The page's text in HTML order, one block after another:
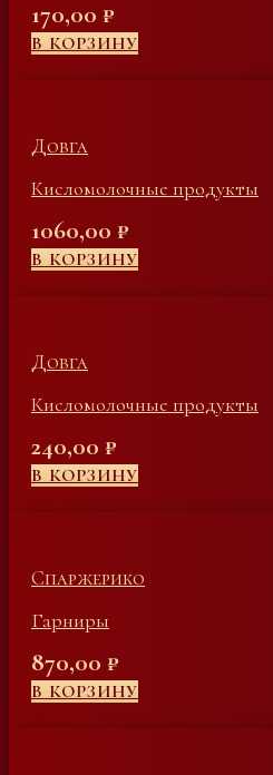
170,00 ₽
В КОРЗИНУ
Довга
Кисломолочные продукты
1060,00 ₽
В КОРЗИНУ
Довга
Кисломолочные продукты
240,00 ₽
В КОРЗИНУ
Спаржерико
Гарниры
870,00 ₽
В КОРЗИНУ